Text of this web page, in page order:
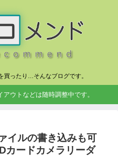
買ったり…そんなブログです。
ウトなどは随時調整中です。
イルの書き込みも可
ードカメラリーダ